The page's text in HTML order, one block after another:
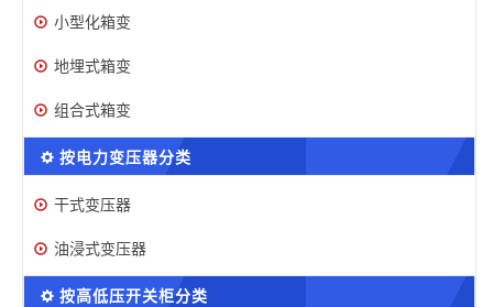
小型化箱变
地埋式箱变
组合式箱变
按电力变压器分类
干式变压器
油浸式变压器
按高低压开关柜分类